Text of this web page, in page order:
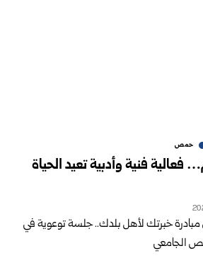
حمص
فعالية فنية وأدبية تعيد الحياة